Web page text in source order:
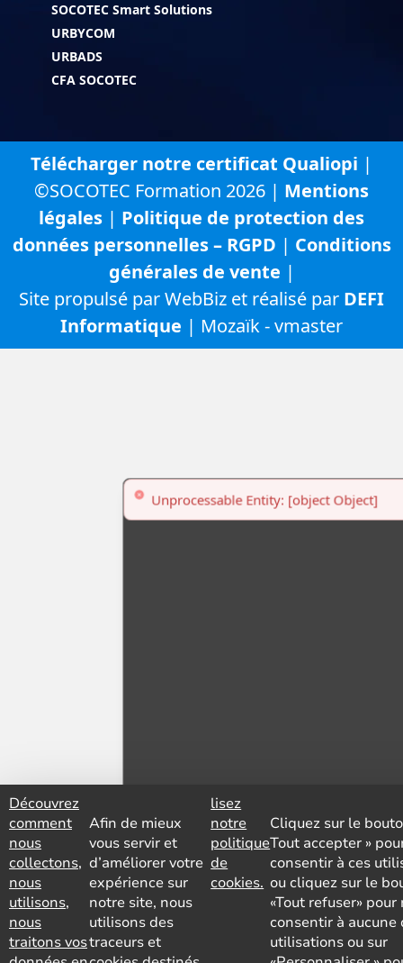
SOCOTEC Smart Solutions
URBYCOM
URBADS
CFA SOCOTEC
Télécharger notre certificat Qualiopi |
©SOCOTEC Formation 2026 | Mentions
légales | Politique de protection des
données personnelles – RGPD | Conditions
générales de vente |
Site propulsé par WebBiz et réalisé par DEFI
Informatique | Mozaïk - vmaster
Découvrez
comment
nous
collectons,
nous
utilisons,
nous
traitons vos
Afin de mieux
vous servir et
d’améliorer votre
expérience sur
notre site, nous
utilisons des
traceurs et
lisez
notre
politique
de
cookies.
Cliquez sur le
Tout accepter »
consentir à ces
ou cliquez sur le
«Tout refuser» pour
consentir à aucune
utilisations ou sur